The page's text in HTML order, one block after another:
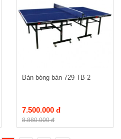
Bàn bóng bàn 729 TB-2
7.500.000 đ
8.880.000 đ